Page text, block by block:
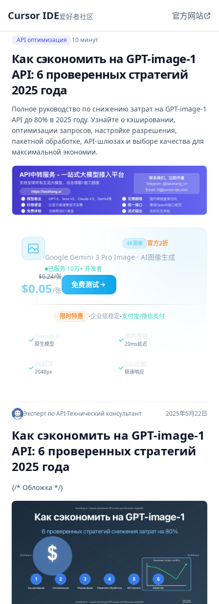
Cursor IDE爱好者社区 官方网站
API оптимизация 10 минут
Как сэкономить на GPT-image-1
API: 6 проверенных стратегий
2025 года
Полное руководство по снижению затрат на GPT-image-1
API до 80% в 2025 году. Узнайте о кэшировании,
оптимизации запросов, настройке разрешения,
пакетной обработке, API-шлюзах и выборе качества для
максимальной экономии.
4K图像 官方2折
Google Gemini 3 Pro Image · AI图像生成
已服务 10万+ 开发者
$0.24/张
$0.05/张
免费测试
限时特惠 ·企业级稳定·支付宝/微信支付
Gemini 3
原生模型
国内直连
20ms延迟
4K超清
2048px
30s出图
极速响应
Эксперт по API·Технический консультант 2025年5月22日
Как сэкономить на GPT-image-1
API: 6 проверенных стратегий
2025 года
{/* Обложка */}